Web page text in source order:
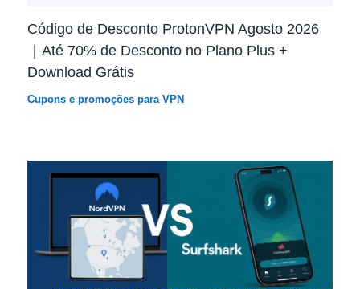
Código de Desconto ProtonVPN Agosto 2026
｜Até 70% de Desconto no Plano Plus +
Download Grátis
Cupons e promoções para VPN